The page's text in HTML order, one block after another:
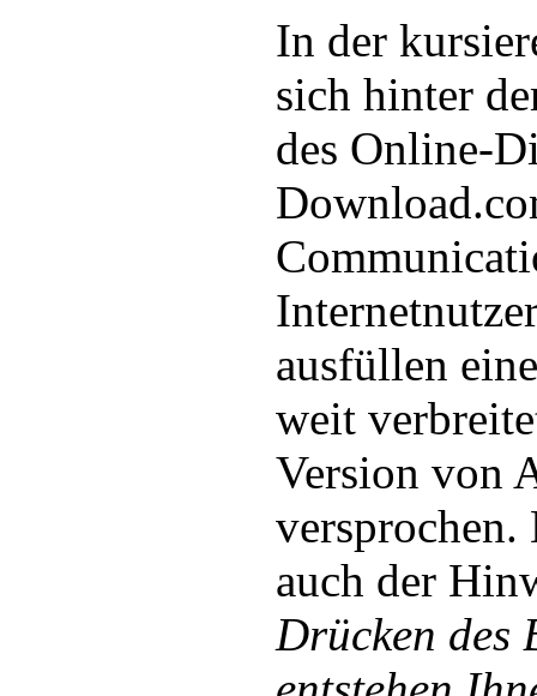
In der
sich hinter
des Online-
ausfüllen
weit
Version von
versprochen.
auch der
Drücken des